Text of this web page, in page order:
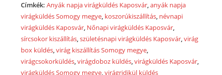
bouquet
with
mixed
flower
-
Címkék:Anyák napja virágküldés Kaposvár,anyák napja
virágküldés Somogy megye, koszorúkiszállítás, névnapi
virágküldés Kaposvár, Nőnapi virágküldés Kaposvár,
sírcsokor kiszállítás,születésnapi virágküldés Kaposvár,virág
box küldés,virág kiszállítás Somogy megye,
virágcsokorküldés,virágdoboz küldés,virágküldés Kaposvár,
virágküldés Somogy megye,virágridikül küldés